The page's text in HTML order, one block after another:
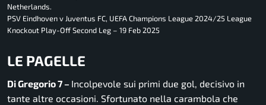
Netherlands.
PSV Eindhoven v Juventus FC, UEFA Champions League 2024/25 League
Knockout Play-Off Second Leg – 19 Feb 2025
LE PAGELLE
Di Gregorio 7 – Incolpevole sui primi due gol, decisivo in
tante altre occasioni. Sfortunato nella carambola che